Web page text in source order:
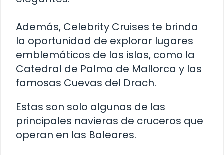
Además, Celebrity Cruises te brinda
la oportunidad de explorar lugares
emblemáticos de las islas, como la
Catedral de Palma de Mallorca y las
famosas Cuevas del Drach.
Estas son solo algunas de las
principales navieras de cruceros que
operan en las Baleares.